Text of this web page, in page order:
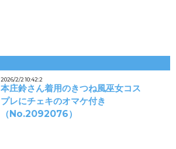
2026/2/2 10:42:2
本庄鈴さん着用のきつね風巫女コス
プレにチェキのオマケ付き
（No.2092076）